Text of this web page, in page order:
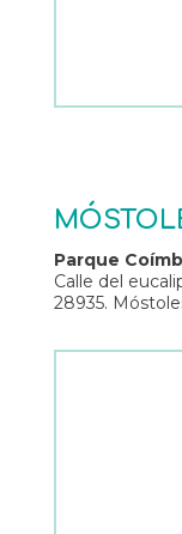
Parque
Calle del
28935.